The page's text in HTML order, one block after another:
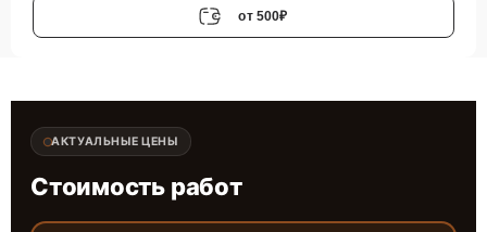
от 500₽
АКТУАЛЬНЫЕ ЦЕНЫ
Стоимость работ